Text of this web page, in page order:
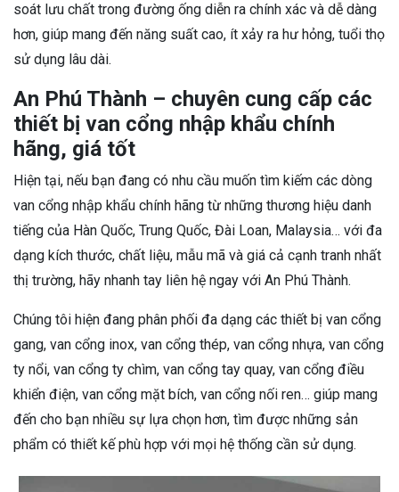
soát lưu chất trong đường ống diễn ra chính xác và dễ dàng
hơn, giúp mang đến năng suất cao, ít xảy ra hư hỏng, tuổi thọ
sử dụng lâu dài.
An Phú Thành – chuyên cung cấp các
thiết bị van cổng nhập khẩu chính
hãng, giá tốt
Hiện tại, nếu bạn đang có nhu cầu muốn tìm kiếm các dòng
van cổng nhập khẩu chính hãng từ những thương hiệu danh
tiếng của Hàn Quốc, Trung Quốc, Đài Loan, Malaysia… với đa
dạng kích thước, chất liệu, mẫu mã và giá cả cạnh tranh nhất
thị trường, hãy nhanh tay liên hệ ngay với An Phú Thành.
Chúng tôi hiện đang phân phối đa dạng các thiết bị van cổng
gang, van cổng inox, van cổng thép, van cổng nhựa, van cổng
ty nổi, van cổng ty chìm, van cổng tay quay, van cổng điều
khiển điện, van cổng mặt bích, van cổng nối ren… giúp mang
đến cho bạn nhiều sự lựa chọn hơn, tìm được những sản
phẩm có thiết kế phù hợp với mọi hệ thống cần sử dụng.